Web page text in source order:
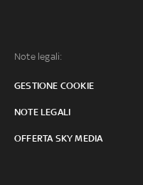
Note legali:
GESTIONE COOKIE
NOTE LEGALI
OFFERTA SKY MEDIA